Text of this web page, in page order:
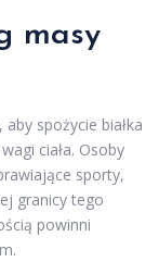
masy
aby spożycie białka
ciała. Osoby
sporty,
granicy tego
powinni